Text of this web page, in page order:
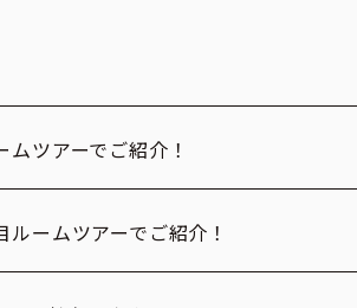
ムツアーでご紹介！
ルームツアーでご紹介！